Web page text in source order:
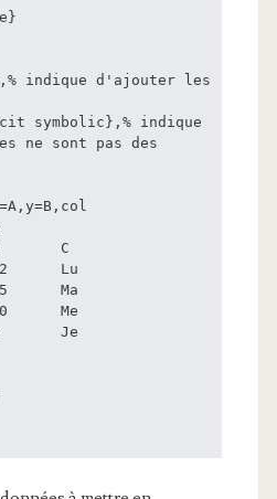
indique d'ajouter les
symbolic},% indique
ne sont pas des